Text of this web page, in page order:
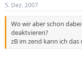
5. Dez. 2007
Wo wir aber schon
deaktvieren?
zB im zend kann ich